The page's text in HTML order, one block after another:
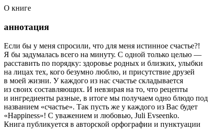
О книге
аннотация
Если бы у меня спросили, что для меня истинное счастье?!
Я бы задумалась всего на минуту. С одной только целью —
расставить по порядку: здоровье родных и близких, улыбки
на лицах тех, кого безумно люблю, и присутствие друзей
в моей жизни. У каждого из нас счастье складывается
из своих составляющих. И невзирая на то, что рецепты
и ингредиенты разные, в итоге мы получаем одно блюдо под
названием «счастье». Так пусть же у каждого из Вас будет
«Happiness»! С уважением и любовью, Juli Evseenko.
Книга публикуется в авторской орфографии и пунктуации